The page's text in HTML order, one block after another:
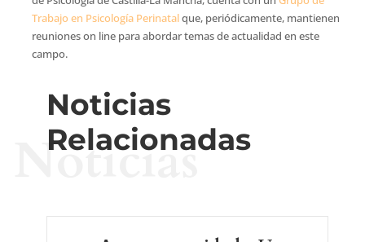
Trabajo en Psicología Perinatalque, periódicamente, mantienen
reuniones on line para abordar temas de actualidad en este
campo.
Noticias
Relacionadas
Noticias